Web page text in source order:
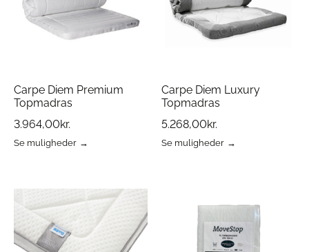
på
varesiden
vælges
varesiden
Carpe Diem Premium
Topmadras
3.964,00kr.
Se muligheder
flere
varianter.
Mulighederne
kan
vælges
Carpe Diem Luxury
Topmadras
5.268,00kr.
Se muligheder
varianter.
Mulighederne